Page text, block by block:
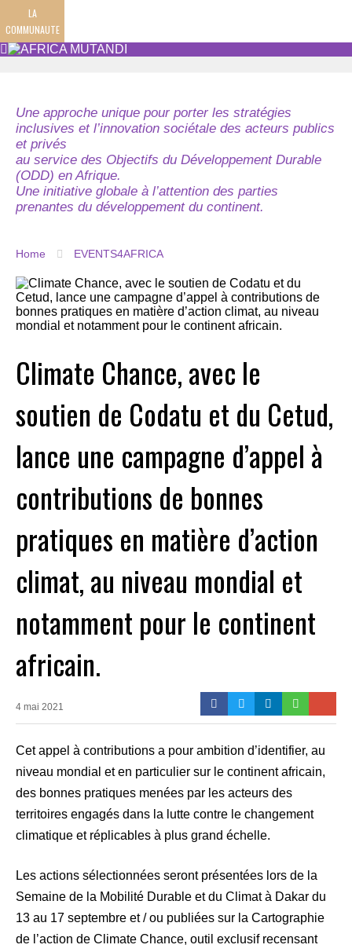
LA
COMMUNAUTE
Une approche unique pour porter les stratégies
inclusives et l’innovation sociétale des acteurs publics
et privés
au service des Objectifs du Développement Durable
(ODD) en Afrique.
Une initiative globale à l’attention des parties
prenantes du développement du continent.
Home EVENTS4AFRICA
Climate Chance, avec le
soutien de Codatu et du Cetud,
lance une campagne d’appel à
contributions de bonnes
pratiques en matière d’action
climat, au niveau mondial et
notamment pour le continent
africain.
4 mai 2021
Cet appel à contributions a pour ambition d’identifier, au
niveau mondial et en particulier sur le continent africain,
des bonnes pratiques menées par les acteurs des
territoires engagés dans la lutte contre le changement
climatique et réplicables à plus grand échelle.
Les actions sélectionnées seront présentées lors de la
Semaine de la Mobilité Durable et du Climat à Dakar du
13 au 17 septembre et / ou publiées sur la Cartographie
de l’action de Climate Chance, outil exclusif recensant